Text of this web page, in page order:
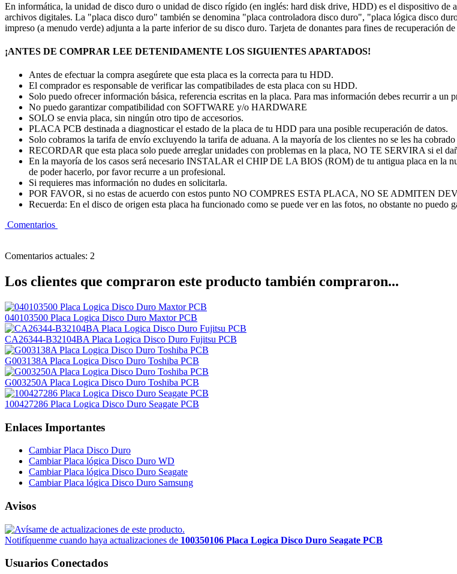
En informática, la unidad de disco duro o unidad de disco rígido (en inglés: hard disk drive, HDD) es el dispositivo de
archivos digitales. La "placa disco duro" también se denomina "placa controladora disco duro", "placa lógica disco
impreso (a menudo verde) adjunta a la parte inferior de su disco duro. Tarjeta de donantes para fines de recuperación
¡ANTES DE COMPRAR LEE DETENIDAMENTE LOS SIGUIENTES APARTADOS!
Antes de efectuar la compra asegúrete que esta placa es la correcta para tu HDD.
El comprador es responsable de verificar las compatibilades de esta placa con su HDD.
Solo puedo ofrecer información básica, referencia escritas en la placa. Para mas información debes recurrir a un
No puedo garantizar compatibilidad con SOFTWARE y/o HARDWARE
SOLO se envia placa, sin ningún otro tipo de accesorios.
PLACA PCB destinada a diagnosticar el estado de la placa de tu HDD para una posible recuperación de datos.
Solo cobramos la tarifa de envío excluyendo la tarifa de aduana. A la mayoría de los clientes no se les ha
RECORDAR que esta placa solo puede arreglar unidades con problemas en la placa, NO TE SERVIRA si el
En la mayoría de los casos será necesario INSTALAR el CHIP DE LA BIOS (ROM) de tu antigua placa en la
de poder hacerlo, por favor recurre a un profesional.
Si requieres mas información no dudes en solicitarla.
POR FAVOR, si no estas de acuerdo con estos punto NO COMPRES ESTA PLACA, NO SE ADMITEN
Recuerda: En el disco de origen esta placa ha funcionado como se puede ver en las fotos, no obstante no
Comentarios
Comentarios actuales: 2
Los clientes que compraron este producto también compraron...
040103500 Placa Logica Disco Duro Maxtor PCB
CA26344-B32104BA Placa Logica Disco Duro Fujitsu PCB
G003138A Placa Logica Disco Duro Toshiba PCB
G003250A Placa Logica Disco Duro Toshiba PCB
100427286 Placa Logica Disco Duro Seagate PCB
Enlaces Importantes
Cambiar Placa Disco Duro
Cambiar Placa lógica Disco Duro WD
Cambiar Placa lógica Disco Duro Seagate
Cambiar Placa lógica Disco Duro Samsung
Avisos
Notifíquenme cuando haya actualizaciones de 100350106 Placa Logica Disco Duro Seagate PCB
Usuarios Conectados